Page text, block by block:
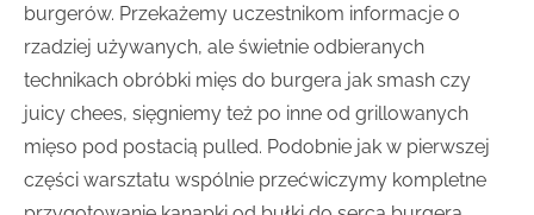
burgerów. Przekażemy uczestnikom informacje o
rzadziej używanych, ale świetnie odbieranych
technikach obróbki mięs do burgera jak smash czy
juicy chees, sięgniemy też po inne od grillowanych
mięso pod postacią pulled. Podobnie jak w pierwszej
części warsztatu wspólnie przećwiczymy kompletne